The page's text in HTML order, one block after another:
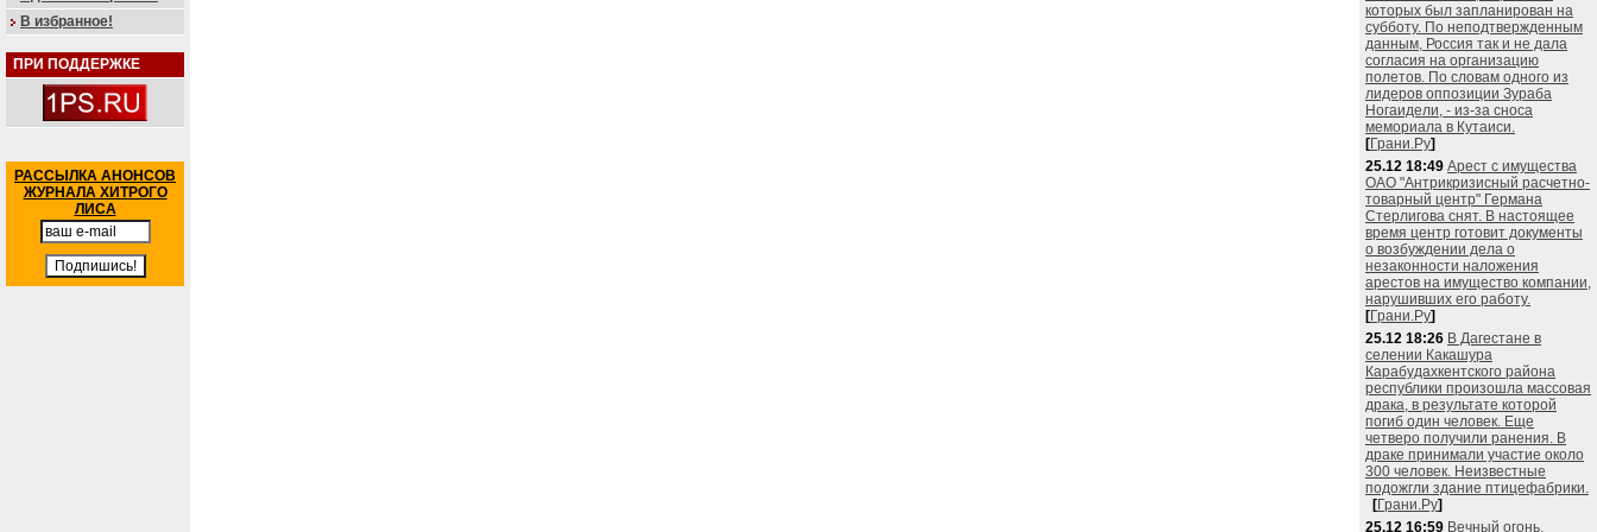
В избранное!
ПРИ ПОДДЕРЖКЕ
РАССЫЛКА АНОНСОВ
ЖУРНАЛА ХИТРОГО
ЛИСА
которых был запланирован на
субботу. По неподтвержденным
данным, Россия так и не дала
согласия на организацию
полетов. По словам одного из
лидеров оппозиции Зураба
Ногаидели, - из-за сноса
мемориала в Кутаиси.
[Грани.Ру]
25.12 18:49 Арест с имущества
ОАО "Антрикризисный расчетно-
товарный центр" Германа
Стерлигова снят. В настоящее
время центр готовит документы
о возбуждении дела о
незаконности наложения
арестов на имущество компании,
нарушивших его работу.
[Грани.Ру]
25.12 18:26 В Дагестане в
селении Какашура
Карабудахкентского района
республики произошла массовая
драка, в результате которой
погиб один человек. Еще
четверо получили ранения. В
драке принимали участие около
300 человек. Неизвестные
подожгли здание птицефабрики.
[Грани.Ру]
25.12 16:59 Вечный огонь,